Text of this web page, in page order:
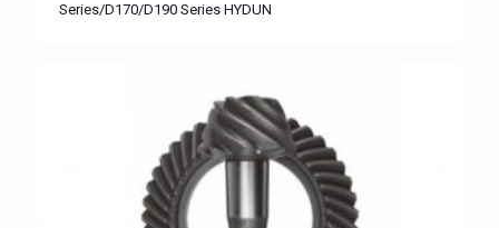
Series/D170/D190 Series HYDUN